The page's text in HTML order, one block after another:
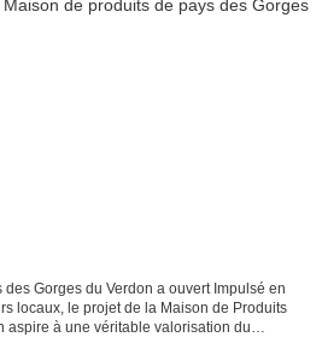
Gorges du Verdon a ouvert Impulsé en
locaux, le projet de la Maison de Produits
aspire à une véritable valorisation du